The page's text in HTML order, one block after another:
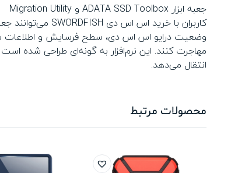
جعبه‌ ابزار ADATA SSD Toolbox و Migration Utility
مهاجرت کنند. این نرم‌افزار به گونه‌ای طراحی شده
انتقال می‌دهد.
محصولات مرتبط